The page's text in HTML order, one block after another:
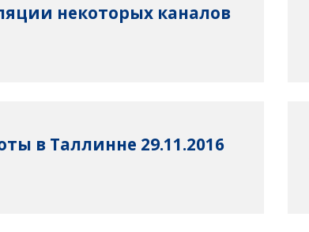
некоторых каналов
в Таллинне 29.11.2016